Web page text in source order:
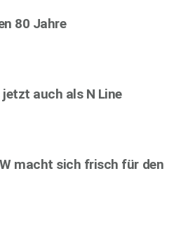
80 Jahre
auch als N Line
macht sich frisch für den